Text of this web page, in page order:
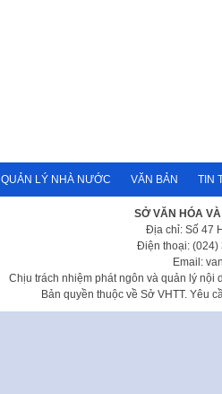
QUẢN LÝ NHÀ NƯỚC VĂN BẢN TIN
SỞ VĂN HÓA
Địa chỉ: Số 47
Điện thoại: (024)
Email:
Chịu trách nhiệm phát ngôn và quản lý nội
Bản quyền thuộc về Sở VHTT. Yêu